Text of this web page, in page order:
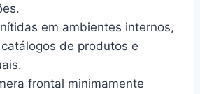
em ambientes internos,
de produtos e
frontal minimamente